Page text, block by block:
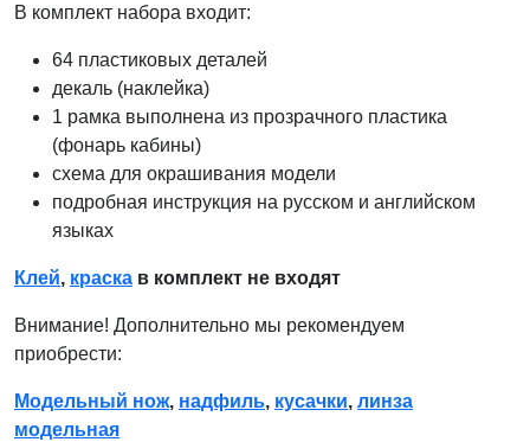
В комплект набора входит:
64 пластиковых деталей
декаль (наклейка)
1 рамка выполнена из прозрачного пластика
(фонарь кабины)
схема для окрашивания модели
подробная инструкция на русском и английском
языках
Клей, краска в комплект не входят
Внимание! Дополнительно мы рекомендуем
приобрести:
Модельный нож, надфиль, кусачки, линза
модельная